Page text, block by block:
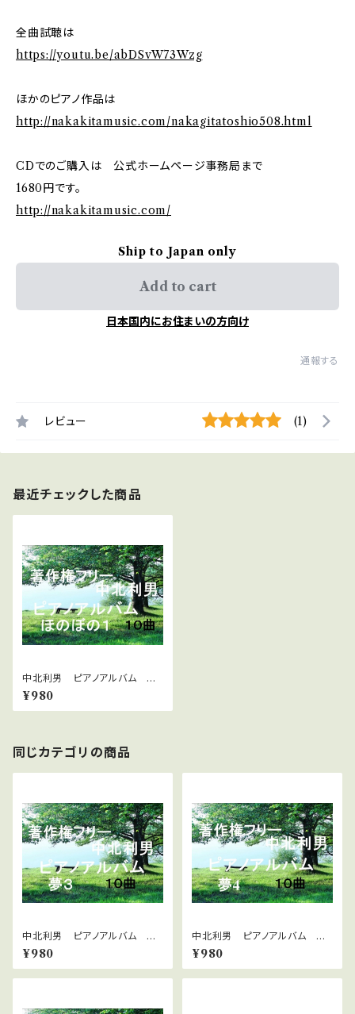
全曲試聴は
https://youtu.be/abDSvW73Wzg
ほかのピアノ作品は
http://nakakitamusic.com/nakagitatoshio508.html
CDでのご購入は 公式ホームページ事務局まで
1680円です。
http://nakakitamusic.com/
Ship to Japan only
Add to cart
日本国内にお住まいの方向け
通報する
レビュー (1)
最近チェックした商品
中北利男 ピアノアルバム ほ
のぼの１
¥980
同じカテゴリの商品
中北利男 ピアノアルバム 夢
３
¥980
中北利男 ピアノアルバム 夢
４
¥980